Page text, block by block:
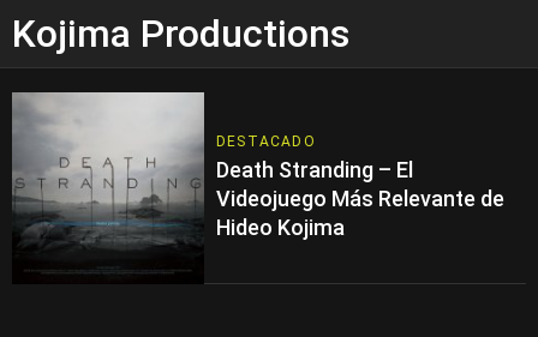
Kojima Productions
DESTACADO
Death Stranding – El
Videojuego Más Relevante de
Hideo Kojima